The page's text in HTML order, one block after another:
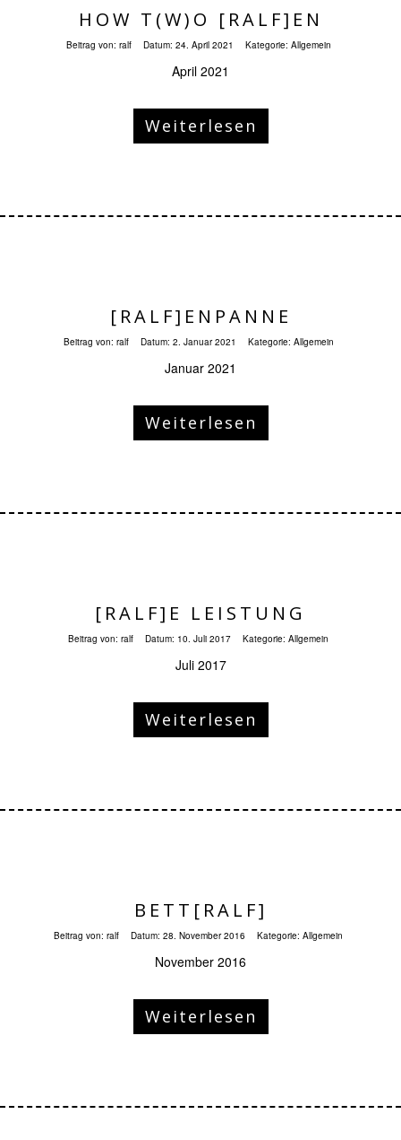
HOW T(W)O [RALF]EN
Beitrag von: ralf Datum: 24. April 2021 Kategorie: Allgemein
April 2021
Weiterlesen
[RALF]ENPANNE
Beitrag von: ralf Datum: 2. Januar 2021 Kategorie: Allgemein
Januar 2021
Weiterlesen
[RALF]E LEISTUNG
Beitrag von: ralf Datum: 10. Juli 2017 Kategorie: Allgemein
Juli 2017
Weiterlesen
BETT[RALF]
Beitrag von: ralf Datum: 28. November 2016 Kategorie: Allgemein
November 2016
Weiterlesen